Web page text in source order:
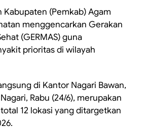
Kabupaten (Pemkab) Agam
menggencarkan Gerakan
(GERMAS) guna
prioritas di wilayah
di Kantor Nagari Bawan,
Rabu (24/6), merupakan
12 lokasi yang ditargetkan